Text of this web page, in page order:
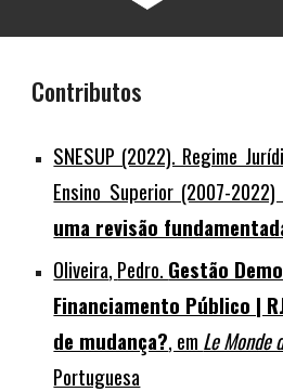
Contributos
SNESUP (2022). Regime
Ensino Superior (2007-
uma revisão
Oliveira, Pedro. Gestão
Financiamento Público |
de mudança?, em Le Monde
Portuguesa